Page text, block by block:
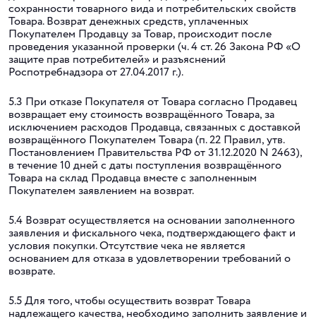
сохранности товарного вида и потребительских свойств
Товара. Возврат денежных средств, уплаченных
Покупателем Продавцу за Товар, происходит после
проведения указанной проверки (ч. 4 ст. 26 Закона РФ «О
защите прав потребителей» и разъяснений
Роспотребнадзора от 27.04.2017 г.).
5.3 При отказе Покупателя от Товара согласно Продавец
возвращает ему стоимость возвращённого Товара, за
исключением расходов Продавца, связанных с доставкой
возвращённого Покупателем Товара (п. 22 Правил, утв.
Постановлением Правительства РФ от 31.12.2020 N 2463),
в течение 10 дней с даты поступления возвращённого
Товара на склад Продавца вместе с заполненным
Покупателем заявлением на возврат.
5.4 Возврат осуществляется на основании заполненного
заявления и фискального чека, подтверждающего факт и
условия покупки. Отсутствие чека не является
основанием для отказа в удовлетворении требований о
возврате.
5.5 Для того, чтобы осуществить возврат Товара
надлежащего качества, необходимо заполнить заявление и